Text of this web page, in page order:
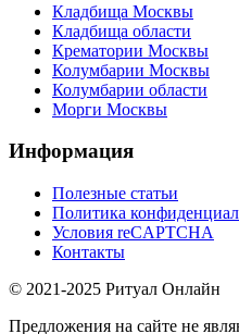
Кладбища Москвы
Кладбища области
Крематории Москвы
Колумбарии Москвы
Колумбарии области
Морги Москвы
Информация
Полезные статьи
Политика
Условия reCAPTCHA
Контакты
© 2021-2025 Ритуал Онлайн
Предложения на сайте не